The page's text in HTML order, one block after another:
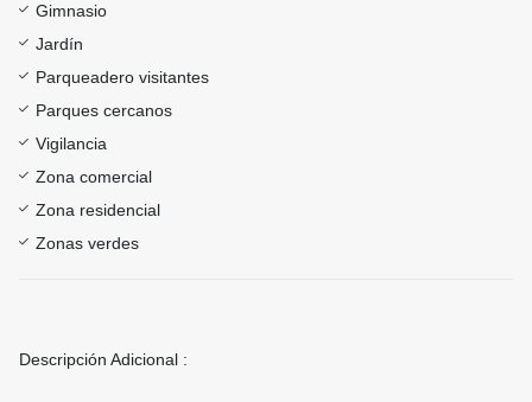
Gimnasio
Jardín
Parqueadero visitantes
Parques cercanos
Vigilancia
Zona comercial
Zona residencial
Zonas verdes
Descripción Adicional :